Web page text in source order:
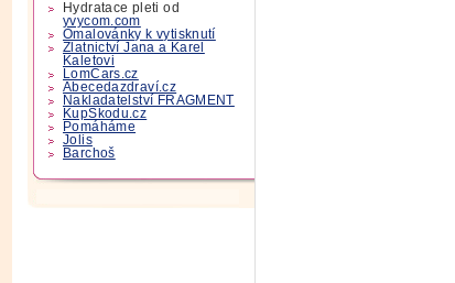
Hydratace pleti od
yvycom.com
Omalovánky k vytisknutí
Zlatnictví Jana a Karel
Kaletovi
LomCars.cz
Abecedazdraví.cz
Nakladatelství FRAGMENT
KupSkodu.cz
Pomáháme
Jolis
Barchoš